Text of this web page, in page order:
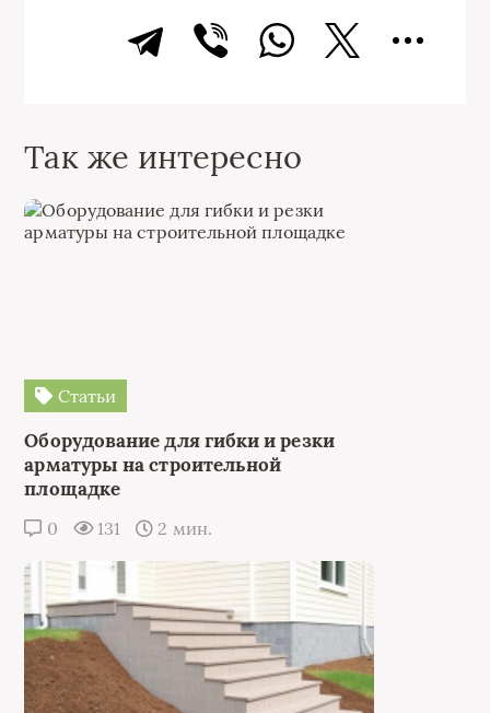
Так же интересно
Статьи
Оборудование для гибки и резки
арматуры на строительной
площадке
0 131 2 мин.